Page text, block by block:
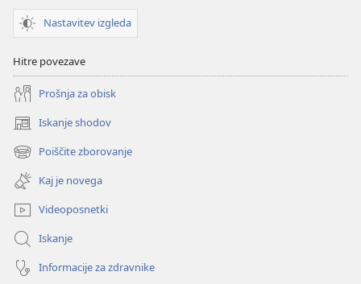
Nastavitev izgleda
Hitre povezave
Prošnja za obisk
Iskanje shodov
(odpre
novo
okno)
Poiščite zborovanje
(odpre
novo
okno)
Kaj je novega
Videoposnetki
Iskanje
Informacije za zdravnike